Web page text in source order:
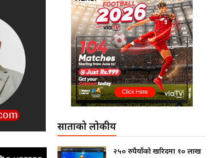
साताको लोकप्रीय
२५० रुपैयाँको खरिदमा १० लाख